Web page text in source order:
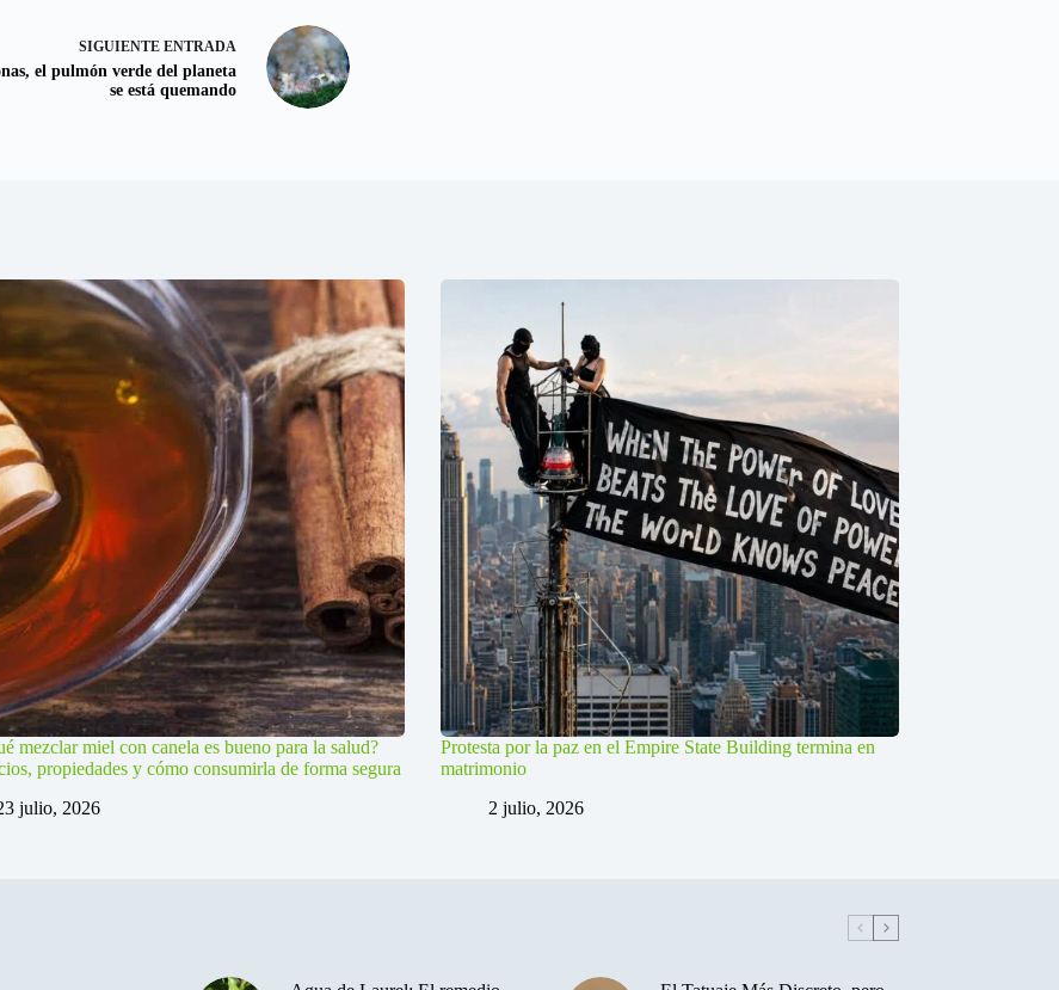
SIGUIENTE ENTRADA
el pulmón verde del planeta
se está quemando
mezclar miel con canela es bueno para la salud?
propiedades y cómo consumirla de forma segura
julio, 2026
Protesta por la paz en el Empire State Building termina en
matrimonio
2 julio, 2026